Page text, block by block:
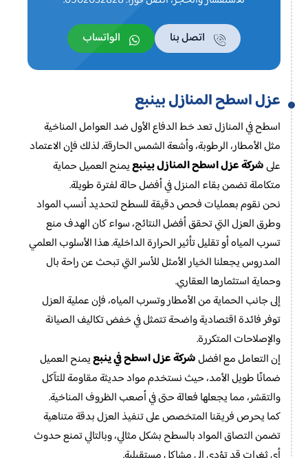
اتصل بنا الواتساب
عزل اسطح المنازل بينبع
اسطح في المنازل تعد خط الدفاع الأول ضد العوامل المناخية
مثل الأمطار، الرطوبة، وأشعة الشمس الحارقة. لذلك فإن الاعتماد
علىشركة عزل اسطح المنازل بينبعيمنح العميل حماية
متكاملة تضمن بقاء المنزل في أفضل حالة لفترة طويلة.
نحن نقوم بعمليات فحص دقيقة للسطح لتحديد أنسب المواد
وطرق العزل التي تحقق أفضل النتائج، سواء كان الهدف منع
تسرب المياه أو تقليل تأثير الحرارة الداخلية. هذا الأسلوب العلمي
المدروس يجعلنا الخيار الأمثل للأسر التي تبحث عن راحة بال
وحماية استثمارها العقاري.
إلى جانب الحماية من الأمطار وتسرب المياه، فإن عملية العزل
توفر فائدة اقتصادية واضحة تتمثل في خفض تكاليف الصيانة
والإصلاحات المتكررة.
إن التعامل مع افضلشركة عزل اسطح في ينبعيمنح العميل
ضمانًا طويل الأمد، حيث نستخدم مواد حديثة مقاومة للتآكل
والتقشر، مما يجعلها فعالة حتى في أصعب الظروف المناخية.
كما يحرص فريقنا المتخصص على تنفيذ العزل بدقة متناهية
تضمن التصاق المواد بالسطح بشكل مثالي، وبالتالي تمنع حدوث